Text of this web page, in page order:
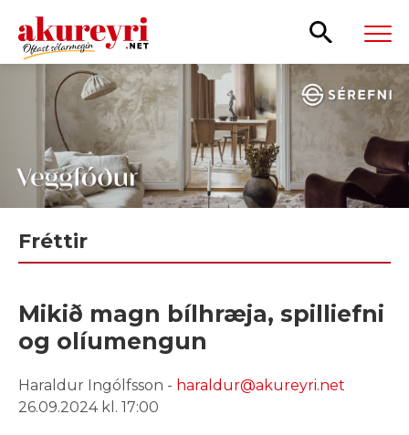
Leita
Fréttir
Mikið magn bílhræja, spilliefni
og olíumengun
Haraldur Ingólfsson - haraldur@akureyri.net
26.09.2024 kl. 17:00